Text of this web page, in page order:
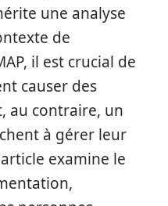
une analyse
de
il est crucial de
causer des
au contraire, un
à gérer leur
examine le